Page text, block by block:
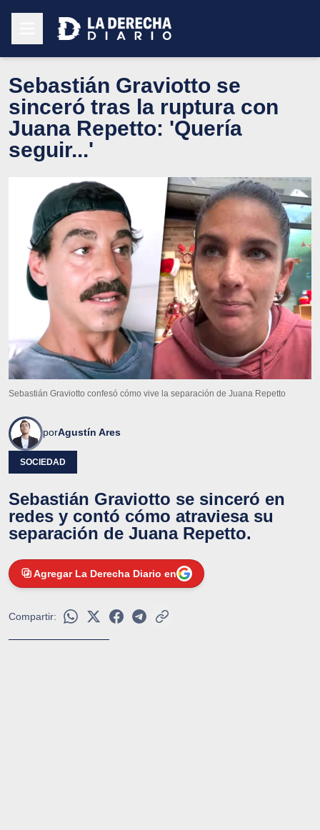
Sebastián Graviotto se
sinceró tras la ruptura con
Juana Repetto: 'Quería
seguir...'
Sebastián Graviotto confesó cómo vive la separación de Juana Repetto
porAgustín Ares
SOCIEDAD
Sebastián Graviotto se sinceró en
redes y contó cómo atraviesa su
separación de Juana Repetto.
Agregar La Derecha Diario en
Compartir: